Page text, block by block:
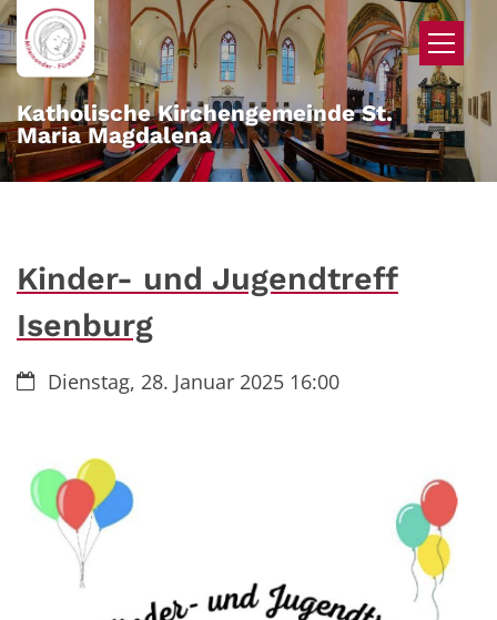
Zum Inhalt springen
Katholische Kirchengemeinde St.
Maria Magdalena
Kinder- und Jugendtreff
Isenburg
Datum:Dienstag, 28. Januar 2025 16:00